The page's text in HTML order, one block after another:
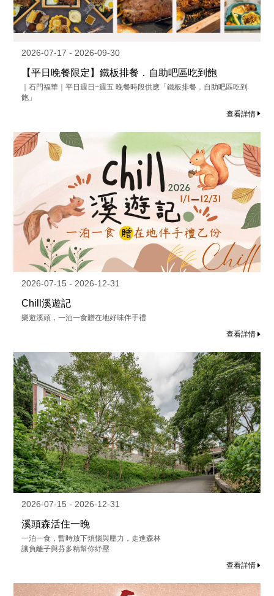
2026-07-17 - 2026-09-30
【平日晚餐限定】鐵板排餐．自助吧區吃到飽
｜石門福華｜平日週日~週五 晚餐時段供應「鐵板排餐．自助吧區吃到
飽」
查看詳情
2026-07-15 - 2026-12-31
Chill溪遊記
樂遊溪頭，一泊一食贈在地好味伴手禮
查看詳情
2026-07-15 - 2026-12-31
溪頭森活住一晚
一泊一食，暫時放下煩惱與壓力，走進森林
讓負離子與芬多精幫你紓壓
查看詳情